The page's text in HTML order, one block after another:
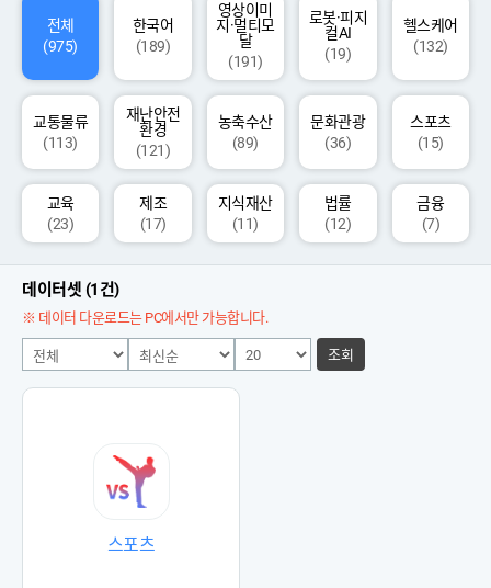
AI 개발지원
고객지원
전체
(975)
한국어
(189)
영상이미
지·멀티모
달
(191)
로봇·피지
컬AI
(19)
헬스케어
(132)
교통물류
(113)
재난안전
환경
(121)
농축수산
(89)
문화관광
(36)
스포츠
(15)
교육
(23)
제조
(17)
지식재산
(11)
법률
(12)
금융
(7)
데이터셋 (1건)
※ 데이터 다운로드는 PC에서만 가능합니다.
조회
스포츠